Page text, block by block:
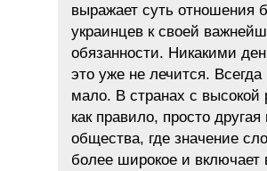
выражает суть отношения
украинцев к своей
обязанности. Никакими
это уже не лечится. Всегда
мало. В странах с
как правило, просто
общества, где значение
более широкое и